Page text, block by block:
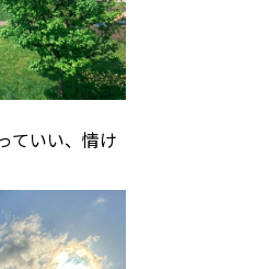
ていい、情け